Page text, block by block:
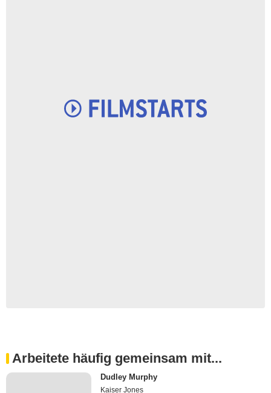
Arbeitete häufig gemeinsam mit...
Dudley Murphy
Kaiser Jones